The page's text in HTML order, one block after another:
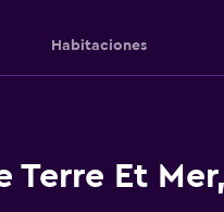
Habitaciones
Terre Et